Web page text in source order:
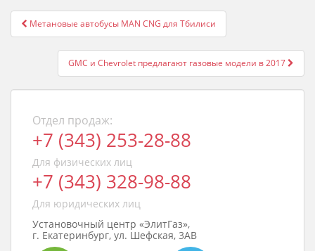
Post
navigation
Метановые автобусы MAN CNG для Тбилиси
GMC и Chevrolet предлагают газовые модели в 2017
Отдел продаж:
+7 (343) 253-28-88
Для физических лиц
+7 (343) 328-98-88
Для юридических лиц
Установочный центр «ЭлитГаз»,
г. Екатеринбург, ул. Шефская, 3АВ